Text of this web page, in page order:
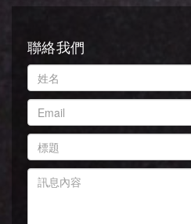
聯絡我們